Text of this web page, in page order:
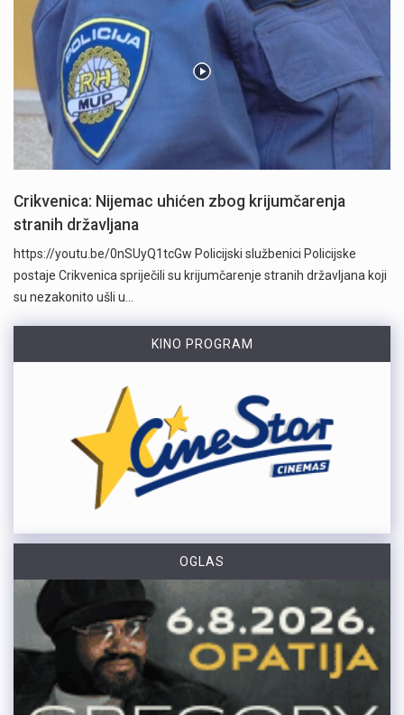
Crikvenica: Nijemac uhićen zbog krijumčarenja
stranih državljana
https://youtu.be/0nSUyQ1tcGw Policijski službenici Policijske
postaje Crikvenica spriječili su krijumčarenje stranih državljana koji
su nezakonito ušli u…
KINO PROGRAM
OGLAS